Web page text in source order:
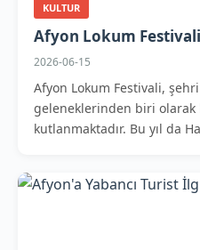
KULTUR
Afyon Lokum
2026-06-15
Afyon Lokum Festivali,
geleneklerinden biri olarak
kutlanmaktadır. Bu yıl da